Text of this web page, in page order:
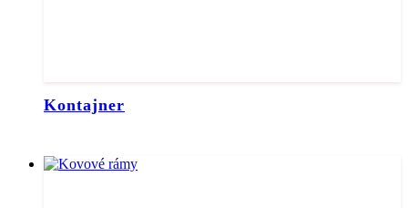
Kontajner